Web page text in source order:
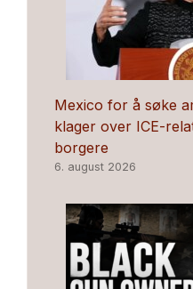
Mexico for å søke
klager over ICE-
borgere
6. august 2026